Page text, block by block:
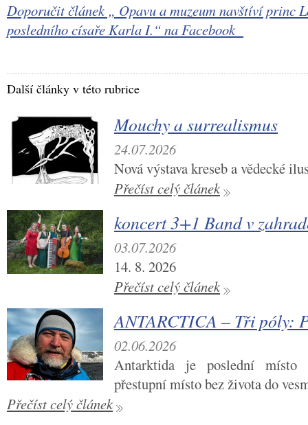
Doporučit článek „ Opavu a muzeum navštíví princ
posledního císaře Karla I.“ na Facebook
Další články v této rubrice
Mouchy a surrealismus
24.07.2026
Nová výstava kreseb a vědecké
Přečíst celý článek
koncert 3+1 Band v
03.07.2026
14. 8. 2026
Přečíst celý článek
ANTARCTICA – Tři póly:
02.06.2026
Antarktida je poslední místo
přestupní místo bez života do
Přečíst celý článek